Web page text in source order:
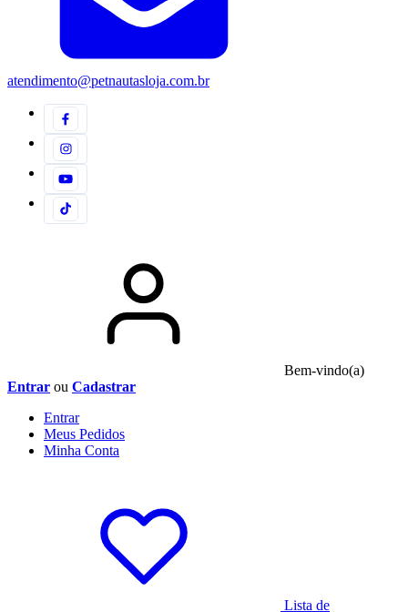
atendimento@petnautasloja.com.br
Bem-vindo(a)
Entrar ou Cadastrar
Entrar
Meus Pedidos
Minha Conta
Lista de